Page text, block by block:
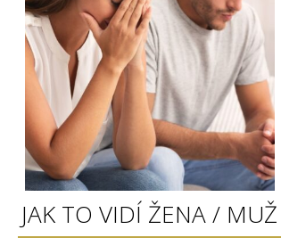
JAK TO VIDÍ ŽENA / MUŽ